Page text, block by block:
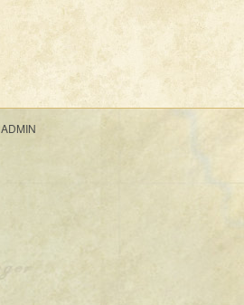
ADMIN